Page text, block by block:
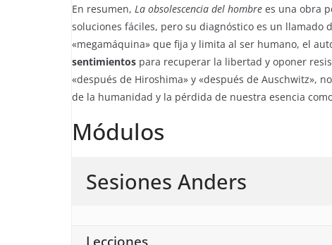
En resumen, La obsolescencia del hombre es una obra
soluciones fáciles, pero su diagnóstico es un llamado
«megamáquina» que fija y limita al ser humano, el
sentimientos para recuperar la libertad y oponer
«después de Hiroshima» y «después de Auschwitz»,
de la humanidad y la pérdida de nuestra esencia
Módulos
Sesiones Anders
Lecciones